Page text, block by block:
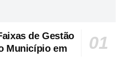
de Gestão
Município em